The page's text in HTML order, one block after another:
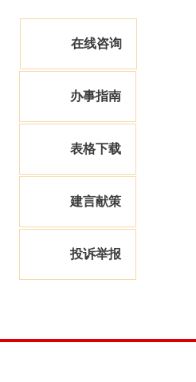
在线咨询
办事指南
表格下载
建言献策
投诉举报